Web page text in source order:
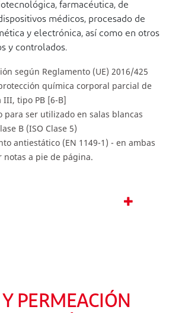
farmacéutica, de
médicos, procesado de
y electrónica, así como en otros
y controlados.
según Reglamento (UE) 2016/425
química corporal parcial de
III, tipo PB [6-B]
para ser utilizado en salas blancas
B (ISO Clase 5)
antiestático (EN 1149-1) - en ambas
notas a pie de página.
Y PERMEACIÓN